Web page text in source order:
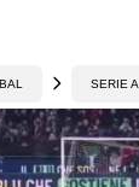
SERIE A